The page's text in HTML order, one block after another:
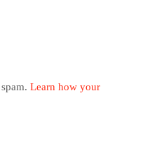
spam.Learn how your